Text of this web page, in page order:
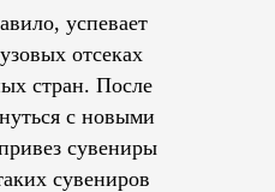
успевает
отсеках
стран. После
с новыми
сувениры
сувениров